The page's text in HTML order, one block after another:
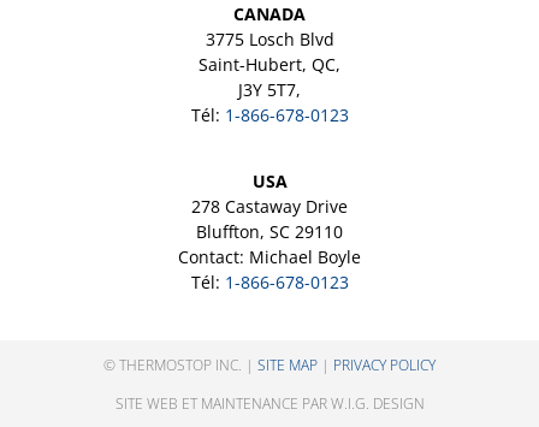
CANADA
3775 Losch Blvd
Saint-Hubert, QC,
J3Y 5T7,
Tél: 1-866-678-0123
USA
278 Castaway Drive
Bluffton, SC 29110
Contact: Michael Boyle
Tél: 1-866-678-0123
© THERMOSTOP INC. | SITE MAP | PRIVACY POLICY
SITE WEB ET MAINTENANCE PAR W.I.G. DESIGN